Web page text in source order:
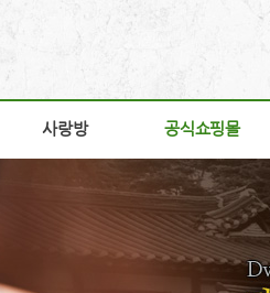
사랑방 공식쇼핑몰
사랑방 공식쇼핑몰